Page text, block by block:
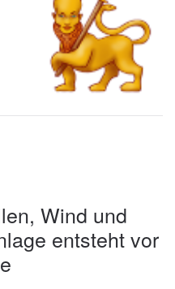
Wind und
entsteht vor